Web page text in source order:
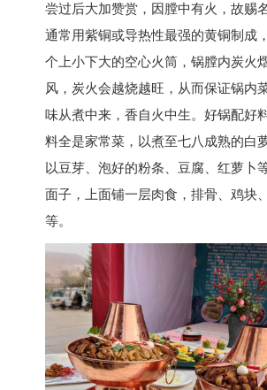
尝过后大加赞赏，因膛中有火，故赐
通常用紫铜或导热性最强的黄铜制成
个上小下大的空心火筒，锅膛内炭火
风，炭火会越烧越旺，从而保证锅内
味从煮中来，香自火中生。好锅配好
料全是家常菜，以煮至七八成熟的白
以豆芽、泡好的粉条、豆腐、红萝卜
面子，上面铺一层肉食，排骨、鸡块
等。